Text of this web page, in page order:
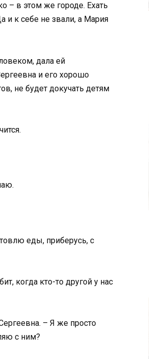
– в этом же городе. Ехать
и к себе не звали, а Мария
дала ей
и его хорошо
не будет докучать детям
еды, приберусь, с
когда кто-то другой у нас
– Я же просто
с ним?